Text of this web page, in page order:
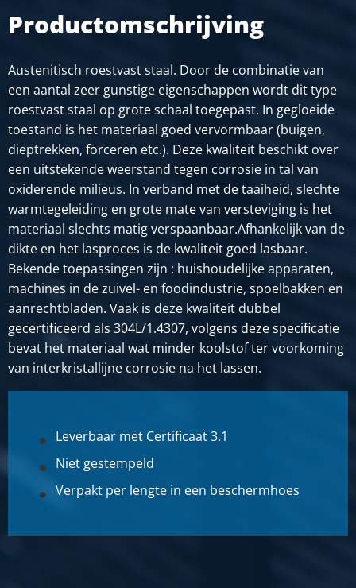
Artikelnummer
Omschrijving
Rvs gelaste ronde buis 1.4301 (304) 15x1,5 geslepen
k320 ongegloeid
Stuks gewicht in kg
3,042
Bruto prijs
SELECTEER
Artikelnummer
2460-0210-1615
Omschrijving
Rvs gelaste ronde buis 1.4301 (304) 16x1,5 geslepen
k320 ongegloeid
Stuks gewicht in kg
3,27
Artikelnummer
2460-0210-162
Omschrijving
Rvs gelaste ronde buis 1.4301 (304) 16x2 geslepen k320
Productomschrijving
Austenitisch roestvast staal. Door de combinatie van
een aantal zeer gunstige eigenschappen wordt dit type
roestvast staal op grote schaal toegepast. In gegloeide
toestand is het materiaal goed vervormbaar (buigen,
dieptrekken, forceren etc.). Deze kwaliteit beschikt over
een uitstekende weerstand tegen corrosie in tal van
oxiderende milieus. In verband met de taaiheid, slechte
warmtegeleiding en grote mate van versteviging is het
materiaal slechts matig verspaanbaar.Afhankelijk van de
dikte en het lasproces is de kwaliteit goed lasbaar.
Bekende toepassingen zijn : huishoudelijke apparaten,
machines in de zuivel- en foodindustrie, spoelbakken en
aanrechtbladen. Vaak is deze kwaliteit dubbel
gecertificeerd als 304L/1.4307, volgens deze specificatie
bevat het materiaal wat minder koolstof ter voorkoming
van interkristallijne corrosie na het lassen.
Leverbaar met Certificaat 3.1
Niet gestempeld
Verpakt per lengte in een beschermhoes